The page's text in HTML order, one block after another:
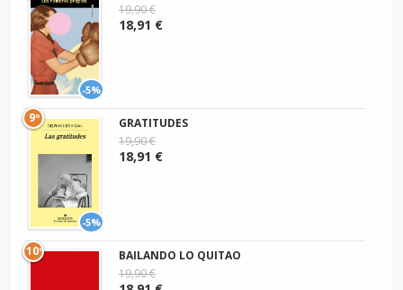
-5%
19,90 €
18,91 €
-5%
9º
GRATITUDES
19,90 €
18,91 €
10º
BAILANDO LO QUITAO
19,90 €